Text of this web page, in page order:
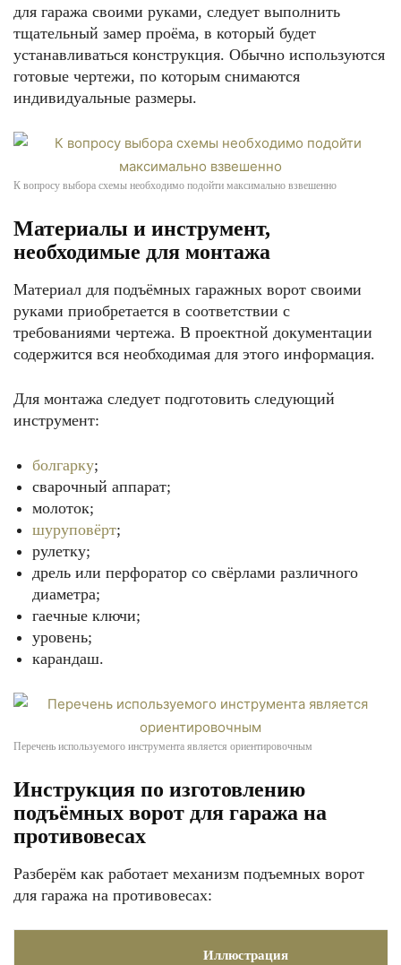
для гаража своими руками, следует выполнить
тщательный замер проёма, в который будет
устанавливаться конструкция. Обычно используются
готовые чертежи, по которым снимаются
индивидуальные размеры.
К вопросу выбора схемы необходимо подойти максимально взвешенно
Материалы и инструмент,
необходимые для монтажа
Материал для подъёмных гаражных ворот своими
руками приобретается в соответствии с
требованиями чертежа. В проектной документации
содержится вся необходимая для этого информация.
Для монтажа следует подготовить следующий
инструмент:
болгарку;
сварочный аппарат;
молоток;
шуруповёрт;
рулетку;
дрель или перфоратор со свёрлами различного
диаметра;
гаечные ключи;
уровень;
карандаш.
Перечень используемого инструмента является ориентировочным
Инструкция по изготовлению
подъёмных ворот для гаража на
противовесах
Разберём как работает механизм подъемных ворот
для гаража на противовесах:
Иллюстрация